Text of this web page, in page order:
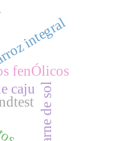
caju
compostos fenÓlicos
carne de sol
integral